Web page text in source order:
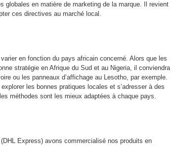
globales en matière de marketing de la marque. Il revient
ces directives au marché local.
en fonction du pays africain concerné. Alors que les
stratégie en Afrique du Sud et au Nigeria, il conviendra
ou les panneaux d’affichage au Lesotho, par exemple.
les bonnes pratiques locales et s’adresser à des
méthodes sont les mieux adaptées à chaque pays.
Express) avons commercialisé nos produits en